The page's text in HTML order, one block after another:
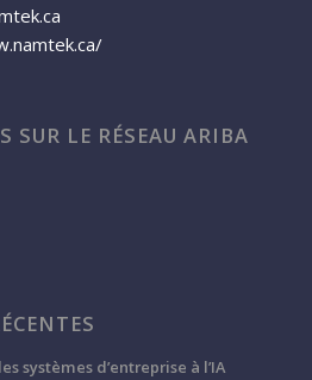
SUR LE RÉSEAU ARIBA
systèmes d’entreprise à l’IA